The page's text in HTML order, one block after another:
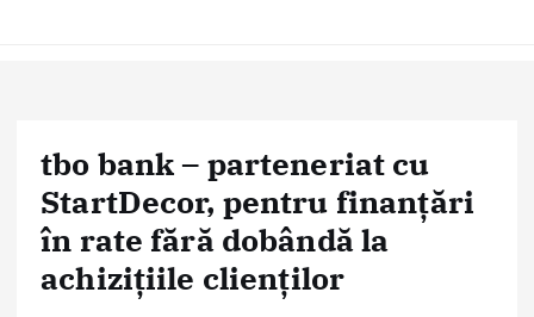
tbo bank – parteneriat cu
StartDecor, pentru finanțări
în rate fără dobândă la
achizițiile clienților